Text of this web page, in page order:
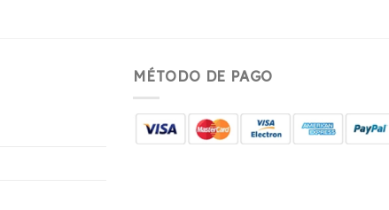
MÉTODO DE PAGO